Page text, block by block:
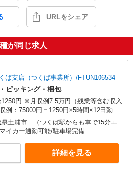
URLをシェア
が同じ求人
支店（つくば事業所）/FTUN106534
ピッキング・梱包
1250円 ※月収例7.5万円（残業等含む収入
例：75000円＝1250円×5時間×12日勤務
交通費別途支給 ※交通費実費支給／当社
。
県土浦市 （つくば駅からも車で15分エ
イカー通勤可能/駐車場完備
詳細を見る